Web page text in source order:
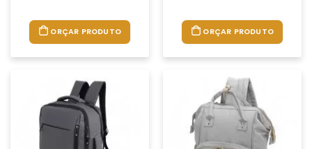
ORÇAR PRODUTO ORÇAR PRODUTO